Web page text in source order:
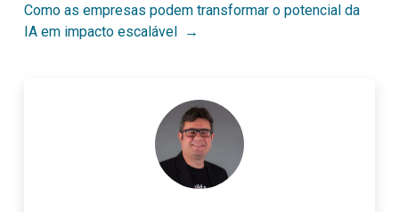
Como as empresas podem transformar o potencial da
IA em impacto escalável